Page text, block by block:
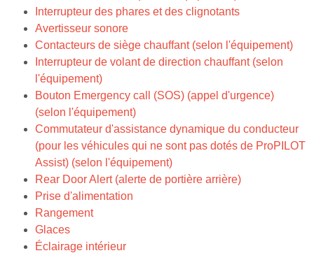
Interrupteur des phares et des clignotants
Avertisseur sonore
Contacteurs de siège chauffant (selon l'équipement)
Interrupteur de volant de direction chauffant (selon
l'équipement)
Bouton Emergency call (SOS) (appel d'urgence)
(selon l'équipement)
Commutateur d'assistance dynamique du conducteur
(pour les véhicules qui ne sont pas dotés de ProPILOT
Assist) (selon l'équipement)
Rear Door Alert (alerte de portière arrière)
Prise d'alimentation
Rangement
Glaces
Éclairage intérieur